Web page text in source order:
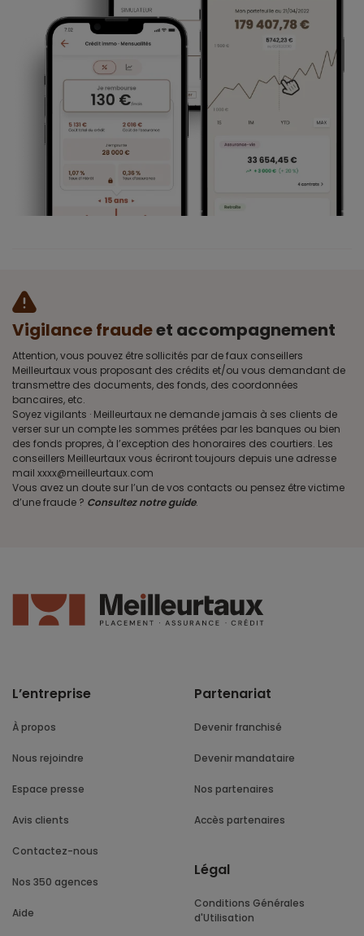
Vigilance fraudeet accompagnement
Attention, vous pouvez être sollicités par de faux conseillers
Meilleurtaux vous proposant des crédits et/ou vous demandant de
transmettre des documents, des fonds, des coordonnées
bancaires, etc.
Soyez vigilants · Meilleurtaux ne demande jamais à ses clients de
verser sur un compte les sommes prêtées par les banques ou bien
des fonds propres, à l’exception des honoraires des courtiers. Les
conseillers Meilleurtaux vous écriront toujours depuis une adresse
mail xxxx@meilleurtaux.com
Vous avez un doute sur l’un de vos contacts ou pensez être victime
d’une fraude ? Consultez notre guide.
L’entreprise
À propos
Nous rejoindre
Espace presse
Avis clients
Contactez-nous
Nos 350 agences
Aide
Partenariat
Devenir franchisé
Devenir mandataire
Nos partenaires
Accès partenaires
Légal
Conditions Générales
d'Utilisation